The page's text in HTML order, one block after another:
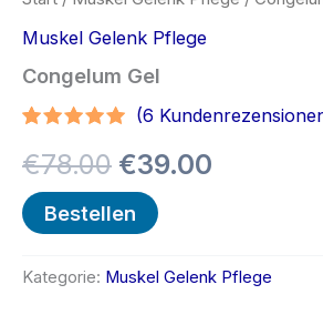
Muskel Gelenk Pflege
Congelum Gel
mit4.80
von 5,
basierend
auf
Kundenbewertungen
(6
€78.00 Ursprünglicher
Preis
€39.00
€39.00.
Bestellen
Kategorie: Muskel Gelenk Pflege